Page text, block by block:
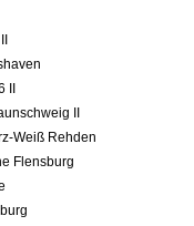
II
Weiß Rehden
Flensburg